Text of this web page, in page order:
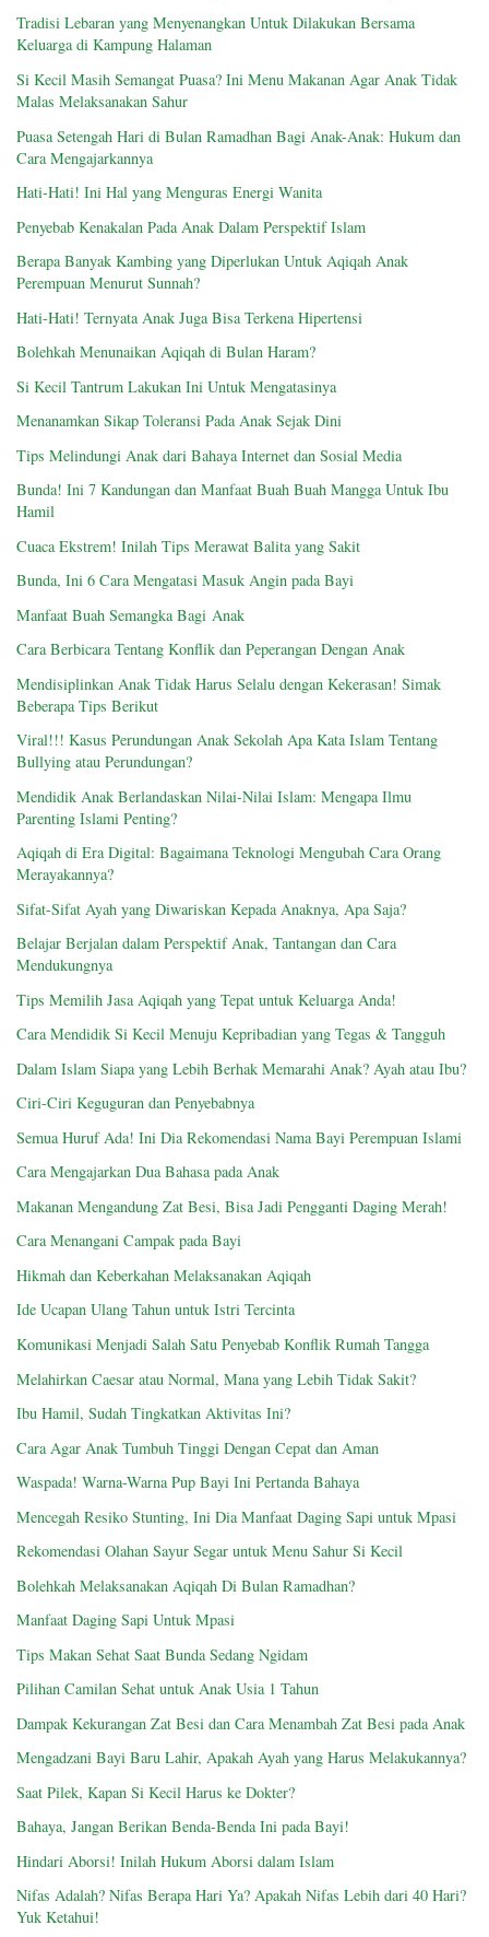
Tradisi Lebaran yang Menyenangkan Untuk Dilakukan Bersama
Keluarga di Kampung Halaman
Si Kecil Masih Semangat Puasa? Ini Menu Makanan Agar Anak Tidak
Malas Melaksanakan Sahur
Puasa Setengah Hari di Bulan Ramadhan Bagi Anak-Anak: Hukum dan
Cara Mengajarkannya
Hati-Hati! Ini Hal yang Menguras Energi Wanita
Penyebab Kenakalan Pada Anak Dalam Perspektif Islam
Berapa Banyak Kambing yang Diperlukan Untuk Aqiqah Anak
Perempuan Menurut Sunnah?
Hati-Hati! Ternyata Anak Juga Bisa Terkena Hipertensi
Bolehkah Menunaikan Aqiqah di Bulan Haram?
Si Kecil Tantrum Lakukan Ini Untuk Mengatasinya
Menanamkan Sikap Toleransi Pada Anak Sejak Dini
Tips Melindungi Anak dari Bahaya Internet dan Sosial Media
Bunda! Ini 7 Kandungan dan Manfaat Buah Buah Mangga Untuk Ibu
Hamil
Cuaca Ekstrem! Inilah Tips Merawat Balita yang Sakit
Bunda, Ini 6 Cara Mengatasi Masuk Angin pada Bayi
Manfaat Buah Semangka Bagi Anak
Cara Berbicara Tentang Konflik dan Peperangan Dengan Anak
Mendisiplinkan Anak Tidak Harus Selalu dengan Kekerasan! Simak
Beberapa Tips Berikut
Viral!!! Kasus Perundungan Anak Sekolah Apa Kata Islam Tentang
Bullying atau Perundungan?
Mendidik Anak Berlandaskan Nilai-Nilai Islam: Mengapa Ilmu
Parenting Islami Penting?
Aqiqah di Era Digital: Bagaimana Teknologi Mengubah Cara Orang
Merayakannya?
Sifat-Sifat Ayah yang Diwariskan Kepada Anaknya, Apa Saja?
Belajar Berjalan dalam Perspektif Anak, Tantangan dan Cara
Mendukungnya
Tips Memilih Jasa Aqiqah yang Tepat untuk Keluarga Anda!
Cara Mendidik Si Kecil Menuju Kepribadian yang Tegas & Tangguh
Dalam Islam Siapa yang Lebih Berhak Memarahi Anak? Ayah atau Ibu?
Ciri-Ciri Keguguran dan Penyebabnya
Semua Huruf Ada! Ini Dia Rekomendasi Nama Bayi Perempuan Islami
Cara Mengajarkan Dua Bahasa pada Anak
Makanan Mengandung Zat Besi, Bisa Jadi Pengganti Daging Merah!
Cara Menangani Campak pada Bayi
Hikmah dan Keberkahan Melaksanakan Aqiqah
Ide Ucapan Ulang Tahun untuk Istri Tercinta
Komunikasi Menjadi Salah Satu Penyebab Konflik Rumah Tangga
Melahirkan Caesar atau Normal, Mana yang Lebih Tidak Sakit?
Ibu Hamil, Sudah Tingkatkan Aktivitas Ini?
Cara Agar Anak Tumbuh Tinggi Dengan Cepat dan Aman
Waspada! Warna-Warna Pup Bayi Ini Pertanda Bahaya
Mencegah Resiko Stunting, Ini Dia Manfaat Daging Sapi untuk Mpasi
Rekomendasi Olahan Sayur Segar untuk Menu Sahur Si Kecil
Bolehkah Melaksanakan Aqiqah Di Bulan Ramadhan?
Manfaat Daging Sapi Untuk Mpasi
Tips Makan Sehat Saat Bunda Sedang Ngidam
Pilihan Camilan Sehat untuk Anak Usia 1 Tahun
Dampak Kekurangan Zat Besi dan Cara Menambah Zat Besi pada Anak
Mengadzani Bayi Baru Lahir, Apakah Ayah yang Harus Melakukannya?
Saat Pilek, Kapan Si Kecil Harus ke Dokter?
Bahaya, Jangan Berikan Benda-Benda Ini pada Bayi!
Hindari Aborsi! Inilah Hukum Aborsi dalam Islam
Nifas Adalah? Nifas Berapa Hari Ya? Apakah Nifas Lebih dari 40 Hari?
Yuk Ketahui!